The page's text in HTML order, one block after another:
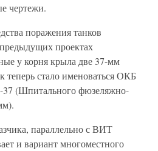
чертежи.
поражения танков
проектах
у корня крыла две 37-мм
стало именоваться ОКБ
(Шпитального фюзеляжно-
параллельно с ВИТ
и вариант многоместного